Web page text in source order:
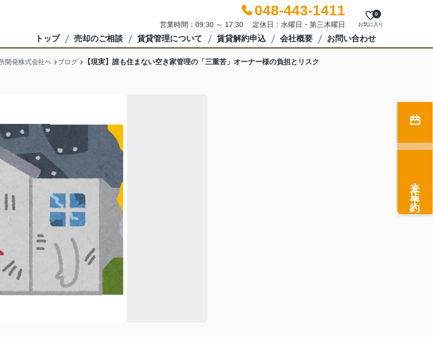
048-443-1411
営業時間：09:30 ～ 17:30 定休日：水曜日・第三木曜日 お気に入り
0
トップ 売却のご相談 賃貸管理について 賃貸解約申込 会社概要 お問い合わせ
開発株式会社ヘ ブログ 【現実】誰も住まない空き家管理の「三重苦」オーナー様の負担とリスク
来店予約